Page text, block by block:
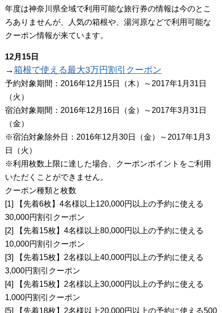
年度は神奈川県全域で利用可能な旅行券の情報は今のとこ
ろありませんが、人気の箱根や、湯河原などで利用可能な
クーポン情報が来ています。
12月15日
→箱根で使える最大3万円割引クーポン
予約対象期間：2016年12月15日（木）～2017年1月31日
（火）
宿泊対象期間：2016年12月16日（金）～2017年3月31日
（金）
※宿泊対象除外日：2016年12月30日（金）～2017年1月3
日（火）
※利用枚数上限に達した場合、クーポンポイントをご利用
いただくことができません。
クーポン種類と枚数
[1] 【先着6枚】4名様以上120,000円以上の予約に使える
30,000円割引クーポン
[2] 【先着15枚】4名様以上80,000円以上の予約に使える
10,000円割引クーポン
[3] 【先着15枚】2名様以上40,000円以上の予約に使える
3,000円割引クーポン
[4] 【先着15枚】2名様以上30,000円以上の予約に使える
1,000円割引クーポン
[5] 【先着18枚】2名様以上20,000円以上の予約に使える500